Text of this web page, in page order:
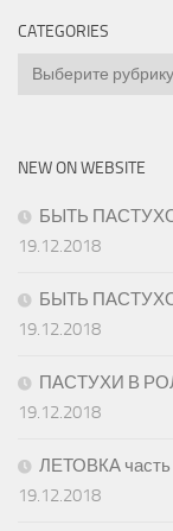
CATEGORIES
Categories
NEW ON WEBSITE
БЫТЬ
19.12.2018
БЫТЬ
19.12.2018
ПАСТУХИ В
19.12.2018
ЛЕТОВКА часть
19.12.2018